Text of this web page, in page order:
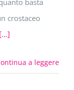
basta
crostaceo
[...]
a leggere